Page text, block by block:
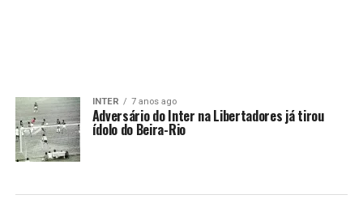
INTER 7 anos ago
Adversário do Inter na Libertadores já tirou
ídolo do Beira-Rio